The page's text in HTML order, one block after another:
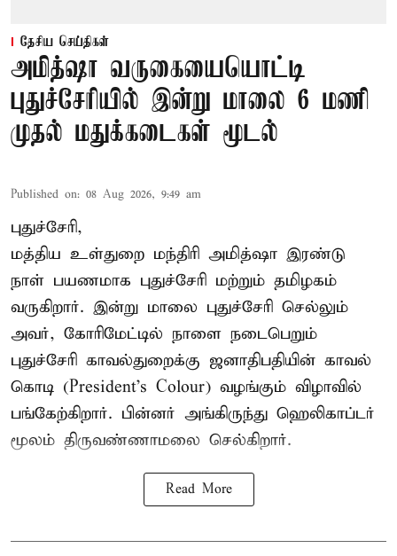
தேசிய செய்திகள்
அமித்ஷா வருகையையொட்டி
புதுச்சேரியில் இன்று மாலை 6 மணி
முதல் மதுக்கடைகள் மூடல்
Published on: 08 Aug 2026, 9:49 am
புதுச்சேரி,
மத்திய உள்துறை மந்திரி அமித்ஷா இரண்டு
நாள் பயணமாக புதுச்சேரி மற்றும் தமிழகம்
வருகிறார். இன்று மாலை புதுச்சேரி செல்லும்
அவர், கோரிமேட்டில் நாளை நடைபெறும்
புதுச்சேரி காவல்துறைக்கு ஜனாதிபதியின் காவல்
கொடி (President's Colour) வழங்கும் விழாவில்
பங்கேற்கிறார். பின்னர் அங்கிருந்து ஹெலிகாப்டர்
மூலம் திருவண்ணாமலை செல்கிறார்.
Read More